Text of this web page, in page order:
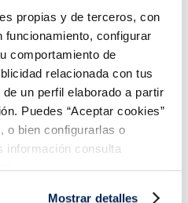
propias y de terceros, con
funcionamiento, configurar
comportamiento de
relacionada con tus
un perfil elaborado a partir
Puedes “Aceptar cookies”
o bien configurarlas o
información consulta
Mostrar detalles
maduixa
Sin gluten
0,99 €
Añadir